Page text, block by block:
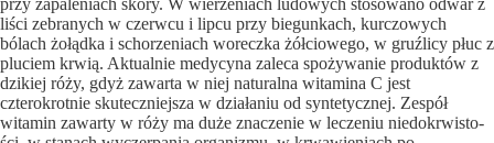
przy zapaleniach skóry. W wierzeniach ludowych stosowano odwar z
liści zebranych w czerwcu i lipcu przy biegunkach, kurczowych
bólach żołądka i schorzeniach wo­reczka żółciowego, w gruźlicy płuc z
pluciem krwią. Aktual­nie medycyna zaleca spożywanie produktów z
dzikiej róży, gdyż zawarta w niej naturalna witamina C jest
czterokrotnie skuteczniejsza w działaniu od syntetycznej. Zespół
witamin zawarty w róży ma duże znaczenie w leczeniu niedokrwisto­